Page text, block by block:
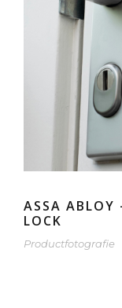
ASSA ABLOY
LOCK
Productfotografie